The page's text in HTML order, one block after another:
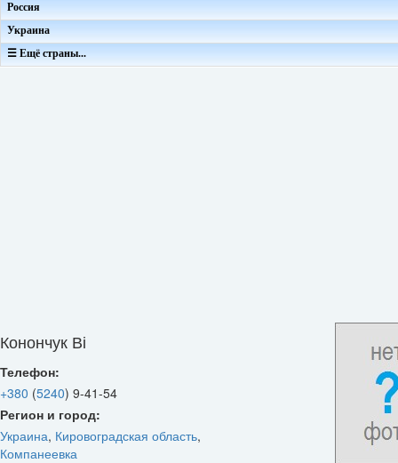
Россия
Украина
☰ Ещё страны...
Конончук Ві
Телефон:
+380 (5240) 9-41-54
Регион и город:
Украина, Кировоградская область,
Компанеевка